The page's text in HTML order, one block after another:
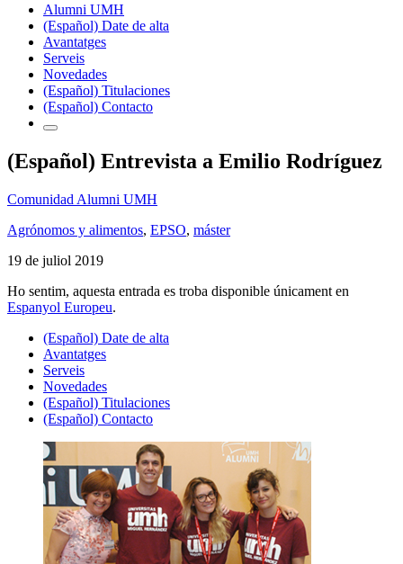
Alumni UMH
(Español) Date de alta
Avantatges
Serveis
Novedades
(Español) Titulaciones
(Español) Contacto
(Español) Entrevista a Emilio Rodríguez
Comunidad Alumni UMH
Agrónomos y alimentos, EPSO, máster
19 de juliol 2019
Ho sentim, aquesta entrada es troba disponible únicament en
Espanyol Europeu.
(Español) Date de alta
Avantatges
Serveis
Novedades
(Español) Titulaciones
(Español) Contacto